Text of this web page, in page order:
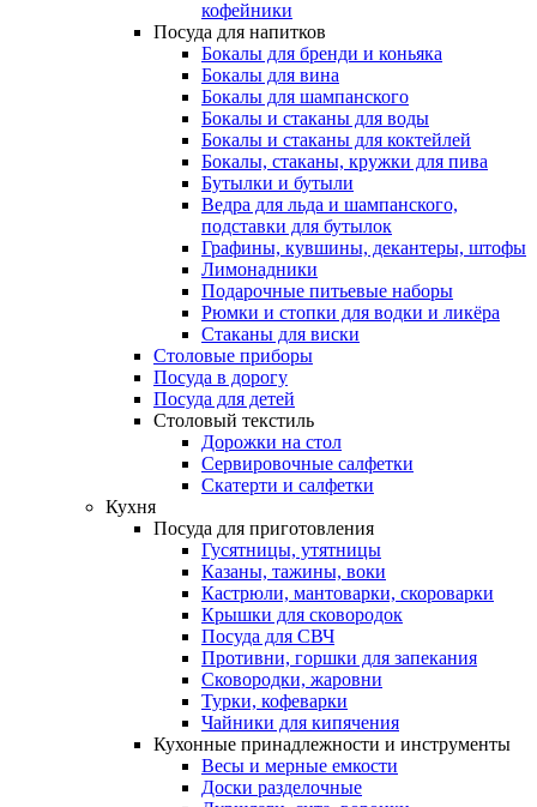
кофейники
Посуда для напитков
Бокалы для бренди и коньяка
Бокалы для вина
Бокалы для шампанского
Бокалы и стаканы для воды
Бокалы и стаканы для коктейлей
Бокалы, стаканы, кружки для пива
Бутылки и бутыли
Ведра для льда и шампанского,
подставки для бутылок
Графины, кувшины, декантеры, штофы
Лимонадники
Подарочные питьевые наборы
Рюмки и стопки для водки и ликёра
Стаканы для виски
Столовые приборы
Посуда в дорогу
Посуда для детей
Столовый текстиль
Дорожки на стол
Сервировочные салфетки
Скатерти и салфетки
Кухня
Посуда для приготовления
Гусятницы, утятницы
Казаны, тажины, воки
Кастрюли, мантоварки, скороварки
Крышки для сковородок
Посуда для СВЧ
Противни, горшки для запекания
Сковородки, жаровни
Турки, кофеварки
Чайники для кипячения
Кухонные принадлежности и инструменты
Весы и мерные емкости
Доски разделочные